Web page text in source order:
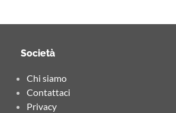
Società
Chi siamo
Contattaci
Privacy